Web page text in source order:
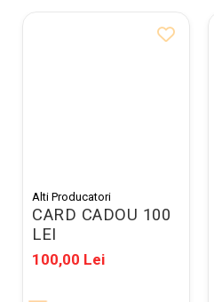
Alti Producatori
CARD CADOU 100
LEI
100,00 Lei